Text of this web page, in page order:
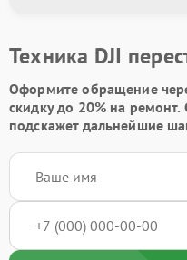
Техника DJI
Оформите обращение
скидку до 20%на ремонт.
подскажет дальнейшие